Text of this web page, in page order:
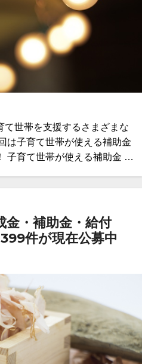
て世帯を支援するさまざまな
は子育て世帯が使える補助金
子育て世帯が使える補助金 …
金・補助金・給付
件が現在公募中